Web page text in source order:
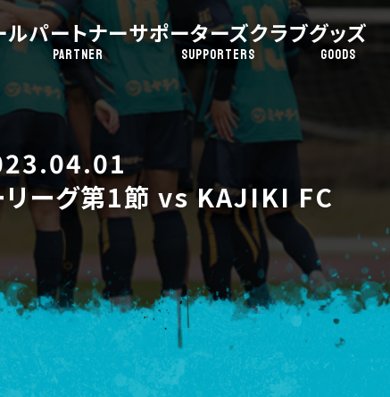
ルパートナー
PARTNER
サポーターズクラブ
SUPPORTERS
グッズ
GOODS
ーグ第1節 vs KAJIKI FC